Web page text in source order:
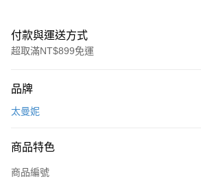
付款與運送方式
超取滿NT$899免運
信用卡一次付款
Apple Pay
街口支付
品牌
太曼妮
商品特色
商品編號